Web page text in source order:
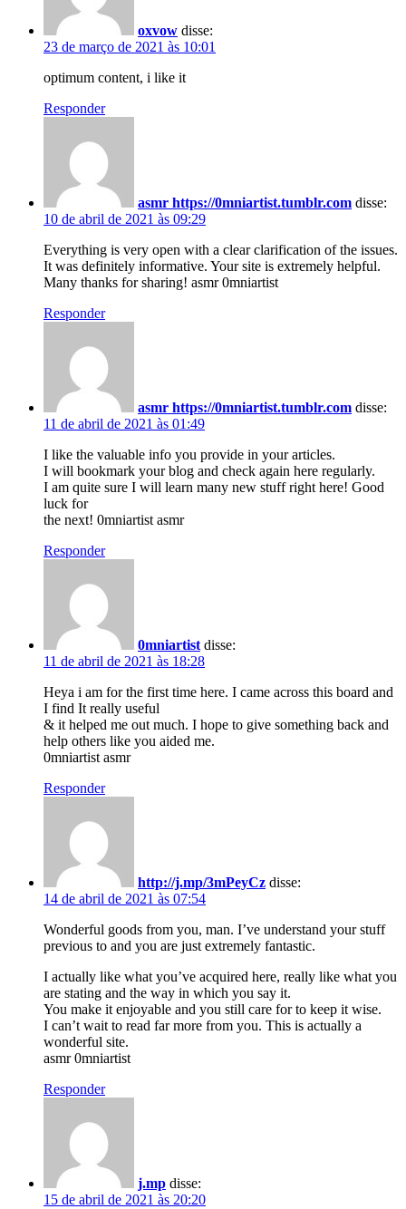
oxvow disse:
23 de março de 2021 às 10:01
optimum content, i like it
Responder
asmr https://0mniartist.tumblr.com disse:
10 de abril de 2021 às 09:29
Everything is very open with a clear clarification of the issues.
It was definitely informative. Your site is extremely helpful.
Many thanks for sharing! asmr 0mniartist
Responder
asmr https://0mniartist.tumblr.com disse:
11 de abril de 2021 às 01:49
I like the valuable info you provide in your articles.
I will bookmark your blog and check again here regularly.
I am quite sure I will learn many new stuff right here! Good
luck for
the next! 0mniartist asmr
Responder
0mniartist disse:
11 de abril de 2021 às 18:28
Heya i am for the first time here. I came across this board and
I find It really useful
& it helped me out much. I hope to give something back and
help others like you aided me.
0mniartist asmr
Responder
http://j.mp/3mPeyCz disse:
14 de abril de 2021 às 07:54
Wonderful goods from you, man. I’ve understand your stuff
previous to and you are just extremely fantastic.
I actually like what you’ve acquired here, really like what you
are stating and the way in which you say it.
You make it enjoyable and you still care for to keep it wise.
I can’t wait to read far more from you. This is actually a
wonderful site.
asmr 0mniartist
Responder
j.mp disse:
15 de abril de 2021 às 20:20